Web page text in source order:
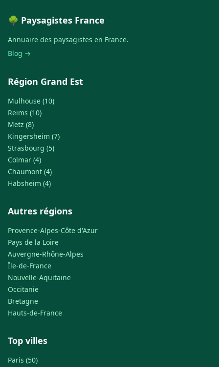
🌳 Paysagistes France
Annuaire des paysagistes en France.
Blog →
Région Grand Est
Mulhouse (10)
Reims (10)
Metz (8)
Kingersheim (7)
Strasbourg (5)
Colmar (4)
Chaumont (4)
Habsheim (4)
Autres régions
Provence-Alpes-Côte d'Azur
Pays de la Loire
Auvergne-Rhône-Alpes
Île-de-France
Nouvelle-Aquitaine
Occitanie
Bretagne
Hauts-de-France
Top villes
Paris (50)